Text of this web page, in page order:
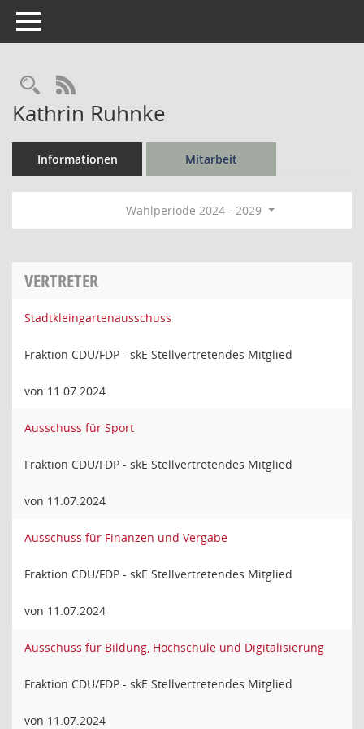
Toggle navigation
Rechercheauswahl
RSS-Feed
Kathrin Ruhnke
Informationen Mitarbeit
Wahlperiode 2024 - 2029
VERTRETER
Stadtkleingartenausschuss
Fraktion CDU/FDP - skE Stellvertretendes Mitglied
von 11.07.2024
Ausschuss für Sport
Fraktion CDU/FDP - skE Stellvertretendes Mitglied
von 11.07.2024
Ausschuss für Finanzen und Vergabe
Fraktion CDU/FDP - skE Stellvertretendes Mitglied
von 11.07.2024
Ausschuss für Bildung, Hochschule und Digitalisierung
Fraktion CDU/FDP - skE Stellvertretendes Mitglied
von 11.07.2024